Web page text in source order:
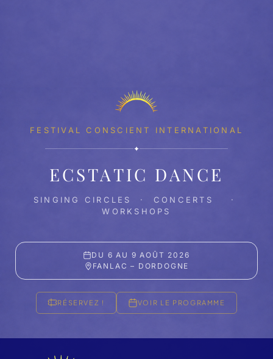
FESTIVAL CONSCIENT INTERNATIONAL
✦
ECSTATIC DANCE
SINGING CIRCLES · CONCERTS ·
WORKSHOPS
DU 6 AU 9 AOÛT 2026
FANLAC – DORDOGNE
RÉSERVEZ ! VOIR LE PROGRAMME